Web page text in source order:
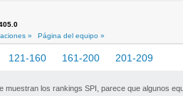
»
Página del equipo »
121-160 161-200 201-209
muestran los rankings SPI, parece que algunos